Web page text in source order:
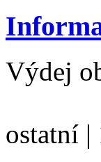
Výdej
ostatní |